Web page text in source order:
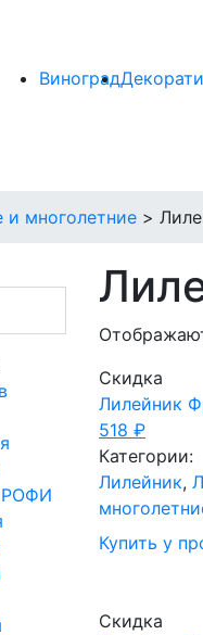
Виноград
и многолетние >
Скидка
Лилейник
518 ₽
Категории:
Лилейник,
Купить у
Скидка